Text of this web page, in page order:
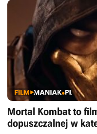
Mortal Kombat to
dopuszczalnej w